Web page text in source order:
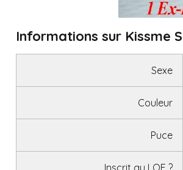
Informations sur Kissme
Sexe
Couleur
Puce
Inscrit au LOF?